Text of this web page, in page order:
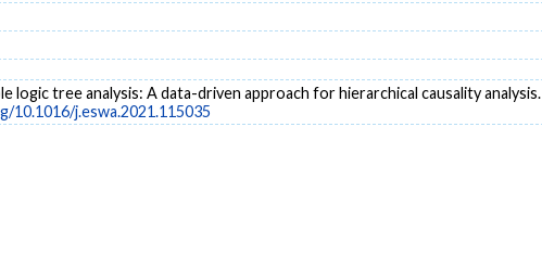
logic tree analysis: A data-driven approach for hierarchical causality analysis.
10.1016/j.eswa.2021.115035